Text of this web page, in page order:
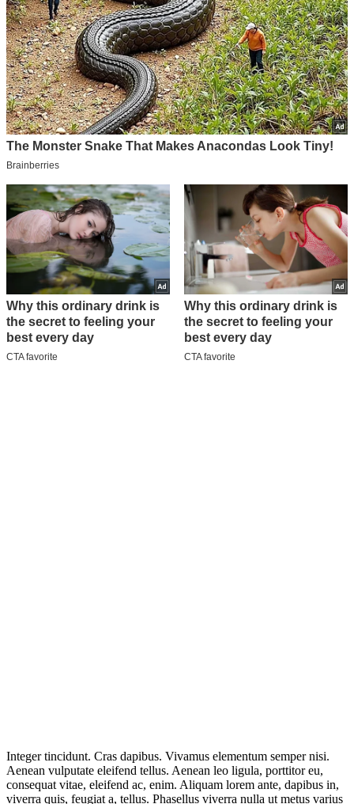
Integer tincidunt. Cras dapibus. Vivamus elementum semper nisi.
Aenean vulputate eleifend tellus. Aenean leo ligula, porttitor eu,
consequat vitae, eleifend ac, enim. Aliquam lorem ante, dapibus in,
viverra quis, feugiat a, tellus. Phasellus viverra nulla ut metus varius